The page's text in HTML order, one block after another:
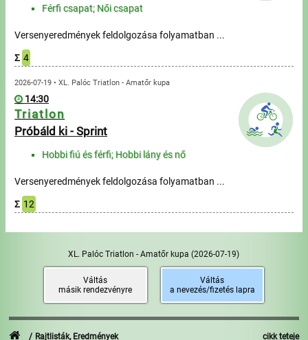
Férfi csapat; Női csapat
Versenyeredmények feldolgozása folyamatban ...
Σ 4
2026-07-19 • XL. Palóc Triatlon - Amatőr kupa
14:30
Triatlon
Próbáld ki - Sprint
Hobbi fiú és férfi; Hobbi lány és nő
Versenyeredmények feldolgozása folyamatban ...
Σ 12
XL. Palóc Triatlon - Amatőr kupa(2026-07-19)
Váltás
másik rendezvényre
Váltás
a nevezés/fizetés lapra
cikk teteje
Rajtlisták, Eredmények